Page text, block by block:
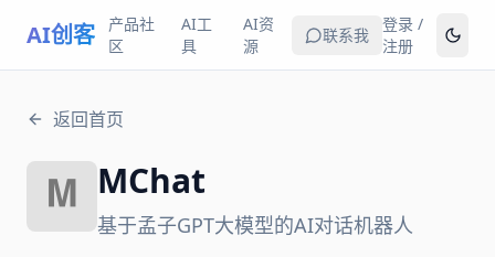
AI创客
产品社
区
AI工
具
AI资
源
联系我
登录 /
注册
返回首页
MChat
基于孟子GPT大模型的AI对话机器人